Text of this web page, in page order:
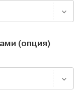
(опция)